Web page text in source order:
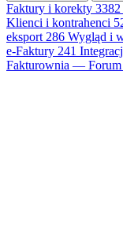
Faktury i korekty 3382
Klienci i kontrahenci
eksport 286 Wygląd i
e-Faktury 241
Fakturownia — Forum